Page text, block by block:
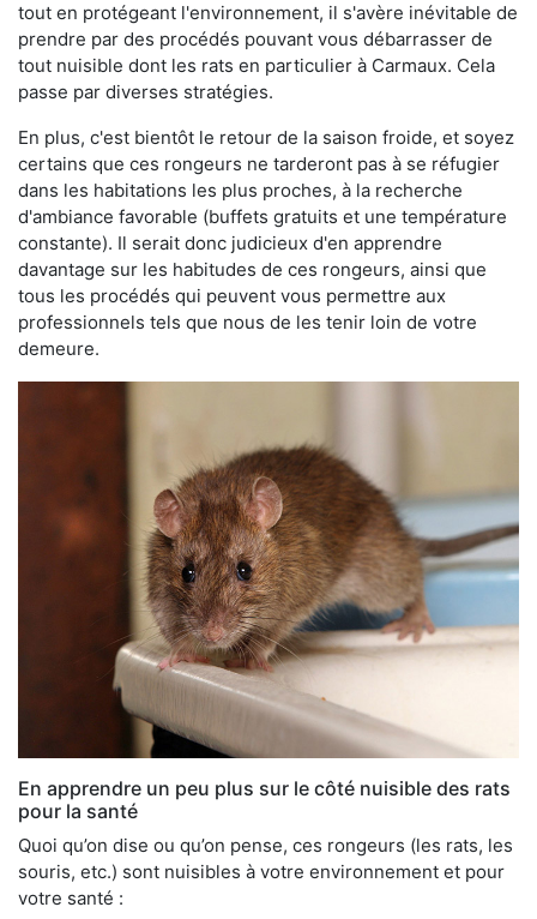
tout en protégeant l'environnement, il s'avère inévitable de
prendre par des procédés pouvant vous débarrasser de
tout nuisible dont les rats en particulier à Carmaux. Cela
passe par diverses stratégies.
En plus, c'est bientôt le retour de la saison froide, et soyez
certains que ces rongeurs ne tarderont pas à se réfugier
dans les habitations les plus proches, à la recherche
d'ambiance favorable (buffets gratuits et une température
constante). Il serait donc judicieux d'en apprendre
davantage sur les habitudes de ces rongeurs, ainsi que
tous les procédés qui peuvent vous permettre aux
professionnels tels que nous de les tenir loin de votre
demeure.
En apprendre un peu plus sur le côté nuisible des rats
pour la santé
Quoi qu’on dise ou qu’on pense, ces rongeurs (les rats, les
souris, etc.) sont nuisibles à votre environnement et pour
votre santé :